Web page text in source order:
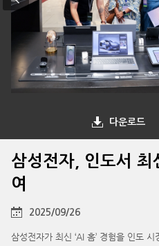
다운로드
삼성전자, 인도서 최
여
2025/09/26
삼성전자가 최신 ‘AI 홈’ 경험을 인도